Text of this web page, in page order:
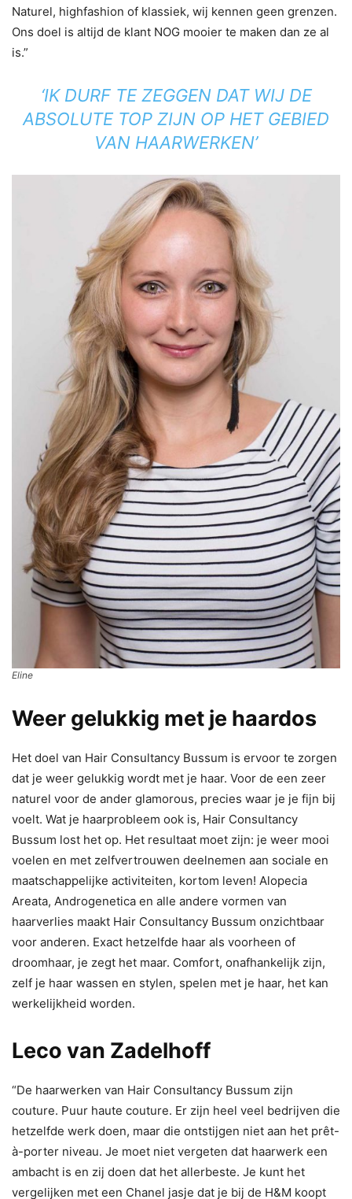
Naturel, highfashion of klassiek, wij kennen geen grenzen.
Ons doel is altijd de klant NOG mooier te maken dan ze al
is.”
‘IK DURF TE ZEGGEN DAT WIJ DE
ABSOLUTE TOP ZIJN OP HET GEBIED
VAN HAARWERKEN’
Eline
Weer gelukkig met je haardos
Het doel van Hair Consultancy Bussum is ervoor te zorgen
dat je weer gelukkig wordt met je haar. Voor de een zeer
naturel voor de ander glamorous, precies waar je je fijn bij
voelt. Wat je haarprobleem ook is, Hair Consultancy
Bussum lost het op. Het resultaat moet zijn: je weer mooi
voelen en met zelfvertrouwen deelnemen aan sociale en
maatschappelijke activiteiten, kortom leven! Alopecia
Areata, Androgenetica en alle andere vormen van
haarverlies maakt Hair Consultancy Bussum onzichtbaar
voor anderen. Exact hetzelfde haar als voorheen of
droomhaar, je zegt het maar. Comfort, onafhankelijk zijn,
zelf je haar wassen en stylen, spelen met je haar, het kan
werkelijkheid worden.
Leco van Zadelhoff
“De haarwerken van Hair Consultancy Bussum zijn
couture. Puur haute couture. Er zijn heel veel bedrijven die
hetzelfde werk doen, maar die ontstijgen niet aan het prêt-
à-porter niveau. Je moet niet vergeten dat haarwerk een
ambacht is en zij doen dat het allerbeste. Je kunt het
vergelijken met een Chanel jasje dat je bij de H&M koopt